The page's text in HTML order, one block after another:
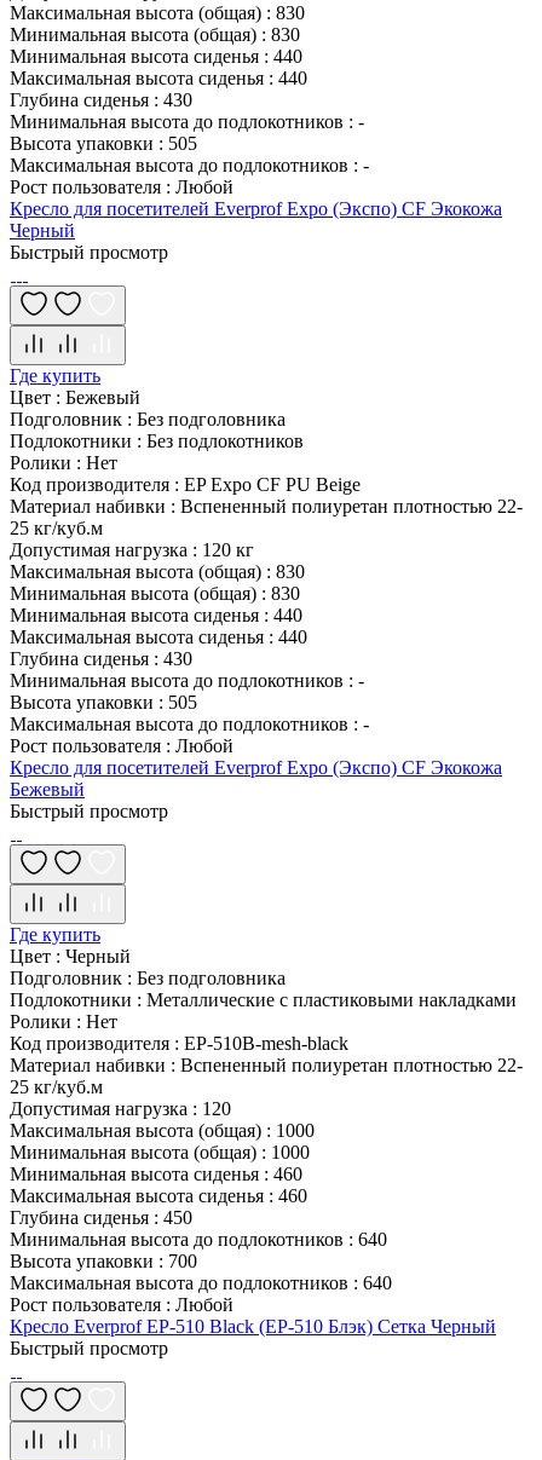
Максимальная высота (общая) : 830
Минимальная высота (общая) : 830
Минимальная высота сиденья : 440
Максимальная высота сиденья : 440
Глубина сиденья : 430
Минимальная высота до подлокотников : -
Высота упаковки : 505
Максимальная высота до подлокотников : -
Рост пользователя : Любой
Кресло для посетителей Everprof Expo (Экспо) CF Экокожа
Черный
Быстрый просмотр
Где купить
Цвет : Бежевый
Подголовник : Без подголовника
Подлокотники : Без подлокотников
Ролики : Нет
Код производителя : EP Expo CF PU Beige
Материал набивки : Вспененный полиуретан плотностью 22-
25 кг/куб.м
Допустимая нагрузка : 120 кг
Максимальная высота (общая) : 830
Минимальная высота (общая) : 830
Минимальная высота сиденья : 440
Максимальная высота сиденья : 440
Глубина сиденья : 430
Минимальная высота до подлокотников : -
Высота упаковки : 505
Максимальная высота до подлокотников : -
Рост пользователя : Любой
Кресло для посетителей Everprof Expo (Экспо) CF Экокожа
Бежевый
Быстрый просмотр
Где купить
Цвет : Черный
Подголовник : Без подголовника
Подлокотники : Металлические с пластиковыми накладками
Ролики : Нет
Код производителя : EP-510B-mesh-black
Материал набивки : Вспененный полиуретан плотностью 22-
25 кг/куб.м
Допустимая нагрузка : 120
Максимальная высота (общая) : 1000
Минимальная высота (общая) : 1000
Минимальная высота сиденья : 460
Максимальная высота сиденья : 460
Глубина сиденья : 450
Минимальная высота до подлокотников : 640
Высота упаковки : 700
Максимальная высота до подлокотников : 640
Рост пользователя : Любой
Кресло Everprof EP-510 Black (EP-510 Блэк) Сетка Черный
Быстрый просмотр